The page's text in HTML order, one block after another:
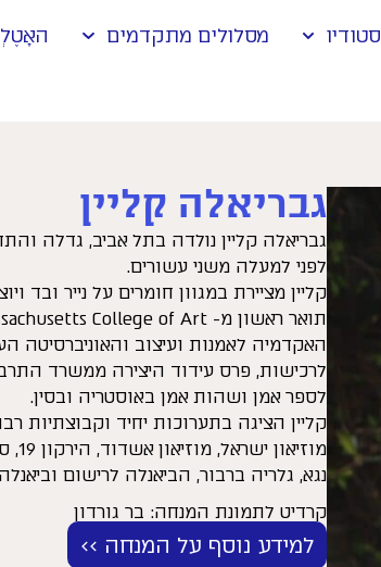
סטודיו מסלולים מתקדמים
גבריאלה קליין
גבריאלה קליין נולדה בתל אביב, גדלה
לפני למעלה משני עשורים.
קליין מציירת במגוון חומרים על נייר ובד
האקדמיה לאמנות ועיצוב והאוניברסיטה
לרכישות, פרס עידוד היצירה ממשרד
לספר אמן ושהות אמן באוסטריה ובסין.
קליין הציגה בתערוכות יחיד וקבוצתיות
נגא, גלריה ברבור, הביאנלה לרישום
קרדיט לתמונת המנחה: בר גורדון
למידע נוסף על המנחה >>